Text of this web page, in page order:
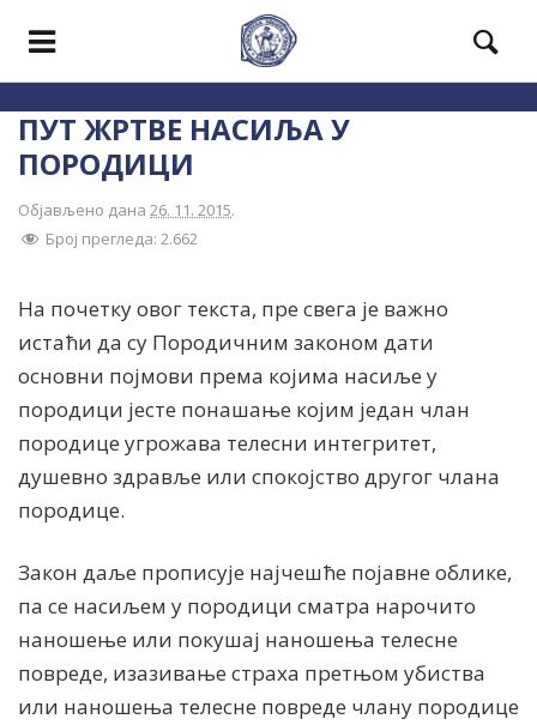
ПУТ ЖРТВЕ НАСИЉА У
ПОРОДИЦИ
Објављено дана 26. 11. 2015.
Број прегледа: 2.662
На почетку овог текста, пре свега је важно
истаћи да су Породичним законом дати
основни појмови према којима насиље у
породици јесте понашање којим један члан
породице угрожава телесни интегритет,
душевно здравље или спокојство другог члана
породице.
Закон даље прописује најчешће појавне облике,
па се насиљем у породици сматра нарочито
наношење или покушај наношења телесне
повреде, изазивање страха претњом убиства
или наношења телесне повреде члану породице